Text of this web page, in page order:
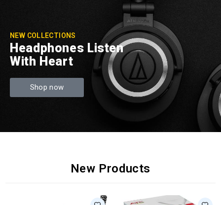
NEW COLLECTIONS
Headphones Listen
With Heart
Shop now
New Products